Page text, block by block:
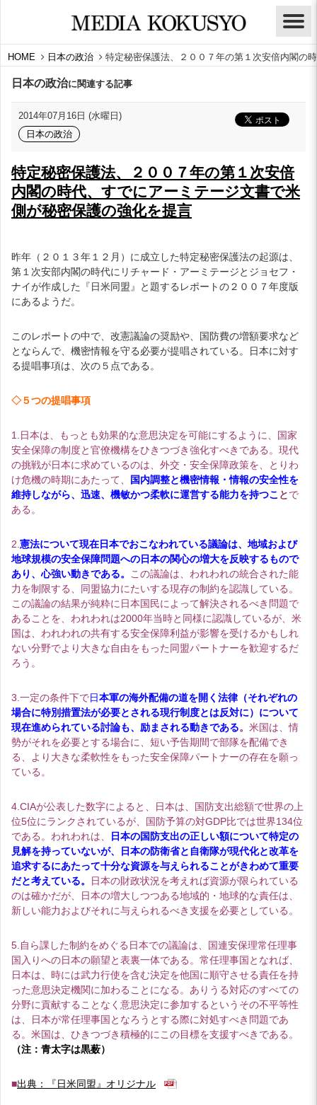
HOME 日本の政治 特定秘密保護法、２００７年の第１次安倍内閣の
日本の政治に関連する記事
2014年07月16日 (水曜日)
日本の政治
特定秘密保護法、２００７年の第１次安倍
内閣の時代、すでにアーミテージ文書で米
側が秘密保護の強化を提言
昨年（２０１３年１２月）に成立した特定秘密保護法の起源は、
第１次安部内閣の時代にリチャード・アーミテージとジョセフ・
ナイが作成した『日米同盟』と題するレポートの２００７年度版
にあるようだ。
このレポートの中で、改憲議論の奨励や、国防費の増額要求など
とならんで、機密情報を守る必要が提唱されている。日本に対す
る提唱事項は、次の５点である。
◇５つの提唱事項
1.日本は、もっとも効果的な意思決定を可能にするように、国家
安全保障の制度と官僚機構をひきつづき強化すべきである。現代
の挑戦が日本に求めているのは、外交・安全保障政策を、とりわ
け危機の時期にあたって、
国内調整と機密情報・情報の安全性を
維持しながら、迅速、機敏かつ柔軟に運営する能力を持つこ とで
ある。
2. 憲法について現在日本でおこなわれている議論は、地域および
地球規模の安全保障問題への日本の関心の増大を反映するもので
あり、心強い動きである。
この議論は、われわれの統合された能
力を制限する、同盟協力にたいする現存の制約を認識している。
この議論の結果が純粋に日本国民によって解決されるべき問題で
あることを、われわれは2000年当時と同様に認識しているが、米
国は、われわれの共有する安全保障利益が影響を受けるかもしれ
ない分野でより大きな自由をもった同盟パートナーを歓迎するだ
ろう。
3.一定の条件下で日本軍の海外配備の道を開く法律（それぞれの
場合に特別措置法が必要とされる現行制度とは反対に）について
現在進められている討論も、励まされる動きである。 米国は、情
勢がそれを必要とする場合に、短い予告期間で部隊を配備でき
る、より大きな柔軟性をもった安全保障パートナーの存在を願っ
ている。
4.CIAが公表した数字によると、日本は、国防支出総額で世界の上
位5位にランクされているが、国防予算の対GDP比では世界134位
である。われわれは、
日本の国防支出の正しい額について特定の
見解を持っていないが、日本の防衛省と自衛隊が現代化と改革を
追求するにあたって十分な資源を与えられることがきわめて重要
だと考えている。
日本の財政状況を考えれば資源が限られている
のは確かだが、日本の増大しつつある地域的・地球的な責任は、
新しい能力およびそれに与えられるべき支援を必要としている。
5.自ら課した制約をめぐる日本での議論は、国連安保理常任理事
国入りへの日本の願望と表裏一体である。常任理事国となれば、
日本は、時には武力行使を含む決定を他国に順守させる責任を持
った意思決定機関に加わることになる。ありうる対応のすべての
分野に貢献することなく意思決定に参加するというその不平等性
は、日本が常任理事国となろうとする際に対処すべき問題であ
る。米国は、ひきつづき積極的にこの目標を支援すべきである。
（注：青太字は黒薮）
■出典：『日米同盟』オリジナル